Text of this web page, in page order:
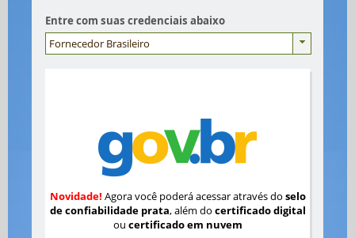
Entre com suas credenciais abaixo
Fornecedor Brasileiro
Novidade! Agora você poderá acessar através do selo
de confiabilidade prata, além do certificado digital
ou certificado em nuvem